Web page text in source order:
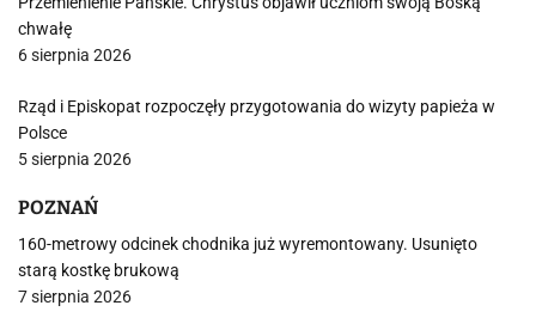
chwałę
6 sierpnia 2026
Rząd i Episkopat rozpoczęły przygotowania do wizyty papieża w
Polsce
5 sierpnia 2026
POZNAŃ
160-metrowy odcinek chodnika już wyremontowany. Usunięto
starą kostkę brukową
7 sierpnia 2026